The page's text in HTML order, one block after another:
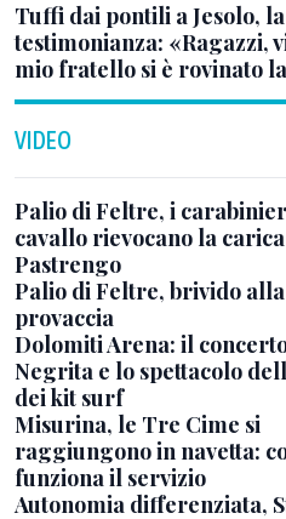
Tuffi dai pontili a Jesolo, la
testimonianza: «Ragazzi,
mio fratello si è rovinato
VIDEO
Palio di Feltre, i
cavallo rievocano la
Pastrengo
Palio di Feltre, brivido alla
provaccia
Dolomiti Arena: il
Negrita e lo spettacolo
dei kit surf
Misurina, le Tre Cime si
raggiungono in navetta:
funziona il servizio
Autonomia differenziata,